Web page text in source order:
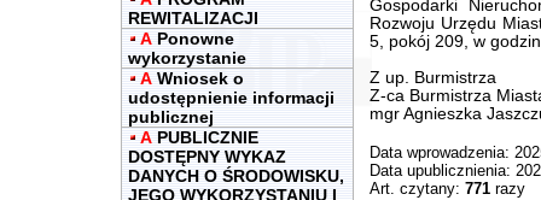
REWITALIZACJI
A Ponowne
wykorzystanie
A Wniosek o
udostępnienie informacji
publicznej
A PUBLICZNIE
DOSTĘPNY WYKAZ
DANYCH O ŚRODOWISKU,
JEGO WYKORZYSTANIU I
Gospodarki
Rozwoju Urzędu
5, pokój 209, w
Z up. Burmistrza
Z-ca Burmistrza
mgr Agnieszka
Data wprowadzenia:
Data upublicznienia:
Art. czytany: 771razy